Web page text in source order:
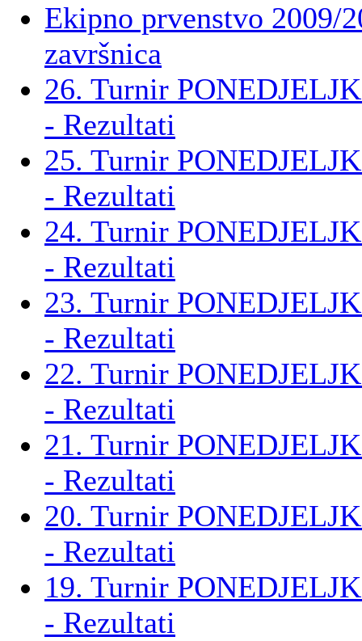
Ekipno prvenstvo 2009/
završnica
26. Turnir
- Rezultati
25. Turnir
- Rezultati
24. Turnir
- Rezultati
23. Turnir
- Rezultati
22. Turnir
- Rezultati
21. Turnir
- Rezultati
20. Turnir
- Rezultati
19. Turnir
- Rezultati